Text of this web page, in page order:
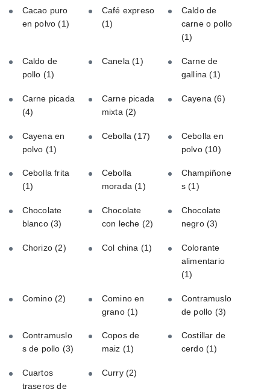
Cacao puro
en polvo(1)
Café expreso
(1)
Caldo de
carne o pollo
(1)
Caldo de
pollo (1)
Canela(1)
Carne de
gallina(1)
Carne picada
(4)
Carne picada
mixta (2)
Cayena(6)
Cayena en
polvo (1)
Cebolla(17)
Cebolla en
polvo(10)
Cebolla frita
(1)
Cebolla
morada(1)
Champiñone
s(1)
Chocolate
blanco (3)
Chocolate
con leche (2)
Chocolate
negro(3)
Chorizo(2) Col china (1)
Colorante
alimentario
(1)
Comino (2)
Comino en
grano (1)
Contramuslo
de pollo (3)
Contramuslo
s de pollo (3)
Copos de
maiz (1)
Costillar de
cerdo(1)
Cuartos
traseros de
Curry (2)